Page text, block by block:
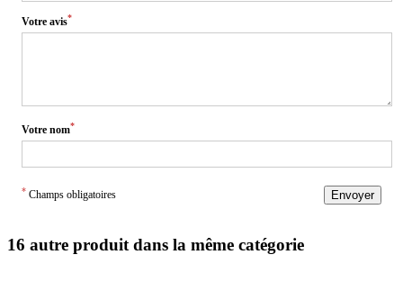
Votre avis*
Votre nom*
* Champs obligatoires Envoyer
16 autre produit dans la même catégorie